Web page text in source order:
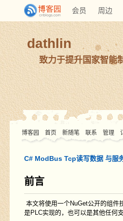
会员 周边
dathlin
致力于提升国家智能
博客园 首页 新随笔 联系 管理
C# ModBus Tcp读写数据 与服
前言
本文将使用一个NuGet公开的组件
是PLC实现的，也可以是其他任何